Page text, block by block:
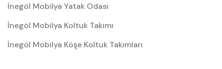
İnegöl Mobilya Yatak Odası
İnegöl Mobilya Koltuk Takımı
İnegöl Mobilya Köşe Koltuk Takımları